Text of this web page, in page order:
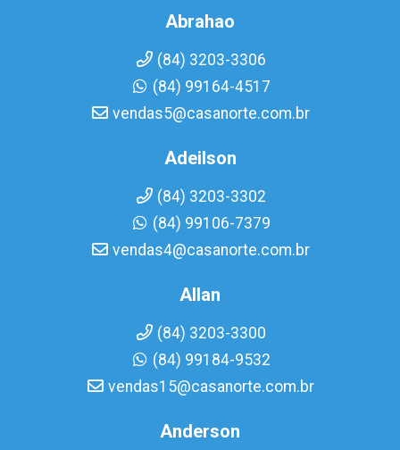
Abrahao
(84) 3203-3306
(84) 99164-4517
vendas5@casanorte.com.br
Adeilson
(84) 3203-3302
(84) 99106-7379
vendas4@casanorte.com.br
Allan
(84) 3203-3300
(84) 99184-9532
vendas15@casanorte.com.br
Anderson